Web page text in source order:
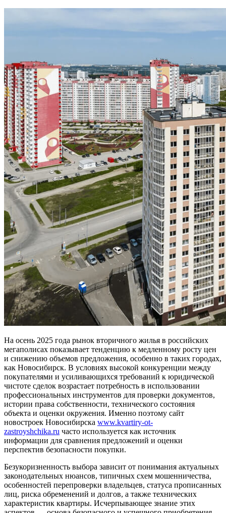
На осень 2025 года рынок вторичного жилья в российских
мегаполисах показывает тенденцию к медленному росту цен
и снижению объемов предложения, особенно в таких городах,
как Новосибирск. В условиях высокой конкуренции между
покупателями и усиливающихся требований к юридической
чистоте сделок возрастает потребность в использовании
профессиональных инструментов для проверки документов,
истории права собственности, технического состояния
объекта и оценки окружения. Именно поэтому сайт
новостроек Новосибирска www.kvartiry-ot-
zastroyshchika.ru часто используется как источник
информации для сравнения предложений и оценки
перспектив безопасности покупки.
Безукоризненность выбора зависит от понимания актуальных
законодательных нюансов, типичных схем мошенничества,
особенностей перепроверки владельцев, статуса прописанных
лиц, риска обременений и долгов, а также технических
характеристик квартиры. Исчерпывающее знание этих